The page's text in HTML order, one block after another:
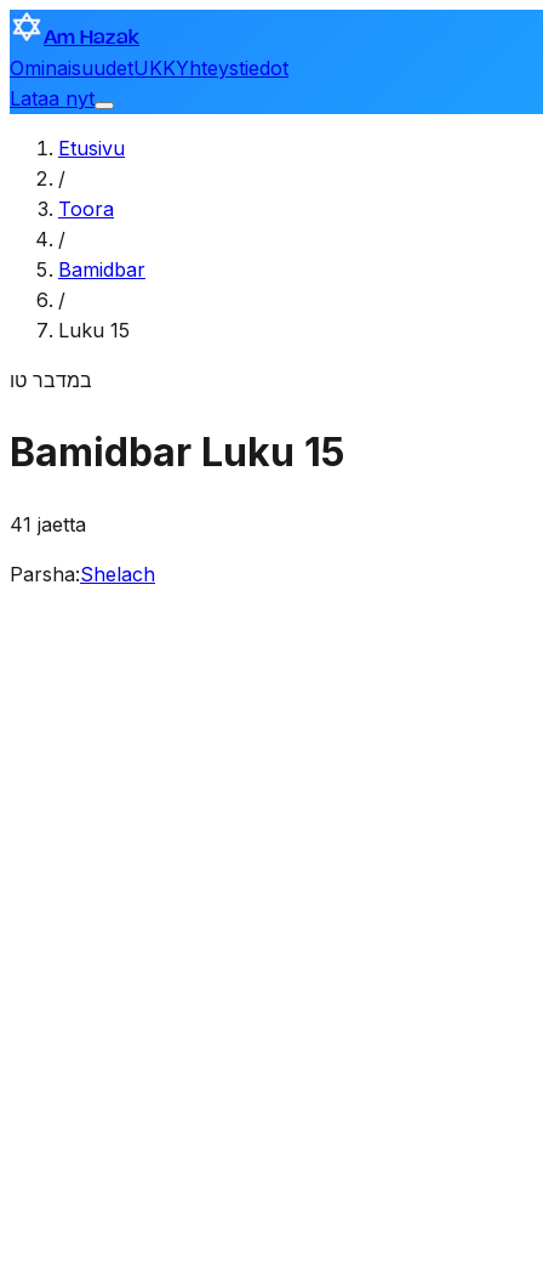
Am Hazak
OminaisuudetUKKYhteystiedot
Lataa nyt
Etusivu
/
Toora
/
Bamidbar
/
Luku 15
במדבר טו
Bamidbar Luku 15
41 jaetta
Parsha:Shelach